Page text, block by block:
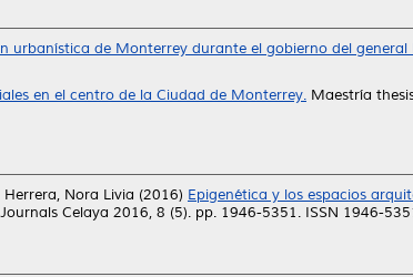
urbanística de Monterrey durante el gobierno del general
en el centro de la Ciudad de Monterrey. Maestría
Herrera, Nora Livia (2016) Epigenética y los espacios
Celaya 2016, 8 (5). pp. 1946-5351. ISSN 1946-